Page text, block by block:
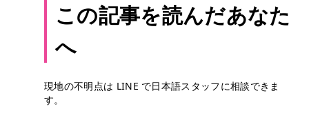
この記事を読んだあなた
へ
現地の不明点は LINE で日本語スタッフに相談できま
す。